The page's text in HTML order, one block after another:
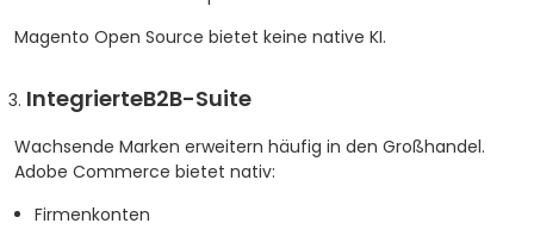
Magento Open Source bietet keine native KI.
IntegrierteB2B-Suite
Wachsende Marken erweitern häufig in den Großhandel.
Adobe Commerce bietet nativ:
Firmenkonten